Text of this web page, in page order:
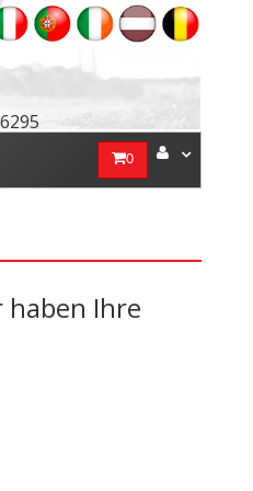
0
haben Ihre